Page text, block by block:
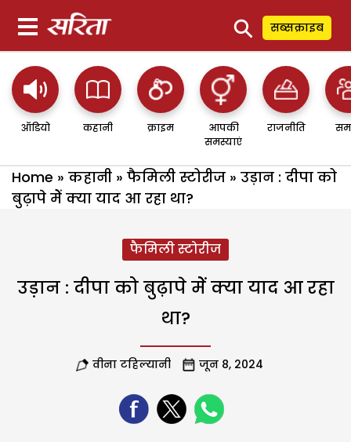
⚲ सब्सक्राइब
ऑडियो कहानी क्राइम
आपकी
समस्याएं
राजनीति
Home » कहानी » फैमिली स्टोरीज » उड़ान : दीपा को
बुढ़ापे मेें क्या याद आ रहा था?
फैमिली स्टोरीज
उड़ान : दीपा को बुढ़ापे मेें क्या याद आ रहा
था?
वीना टहिल्यानी जून 8, 2024